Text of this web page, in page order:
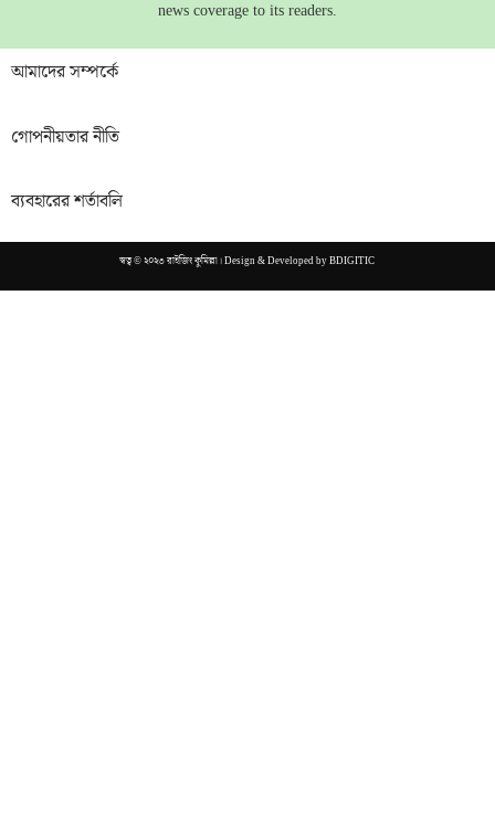
news coverage to its readers.
আমাদের সম্পর্কে
গোপনীয়তার নীতি
ব্যবহারের শর্তাবলি
স্বত্ব © ২০২৩ রাইজিং কুমিল্লা। Design & Developed byBDIGITIC